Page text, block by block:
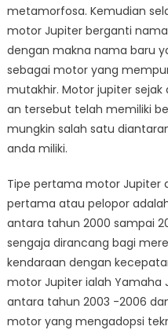
metamorfosa. Kemudian
motor Jupiter berganti
dengan makna nama baru
sebagai motor yang
mutakhir. Motor jupiter
an tersebut telah memiliki
mungkin salah satu
anda miliki.
Tipe pertama motor Jupiter
pertama atau pelopor
antara tahun 2000 sampai
sengaja dirancang bagi
kendaraan dengan
motor Jupiter ialah Yamaha
antara tahun 2003 -2006
motor yang mengadopsi